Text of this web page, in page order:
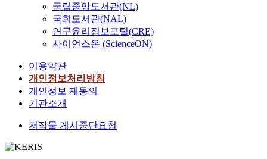
국립중앙도서관(NL)
국회도서관(NAL)
연구윤리정보포털(CRE)
사이언스온 (ScienceON)
이용약관
개인정보처리방침
개인정보 재동의
기관소개
저작물 게시중단요청